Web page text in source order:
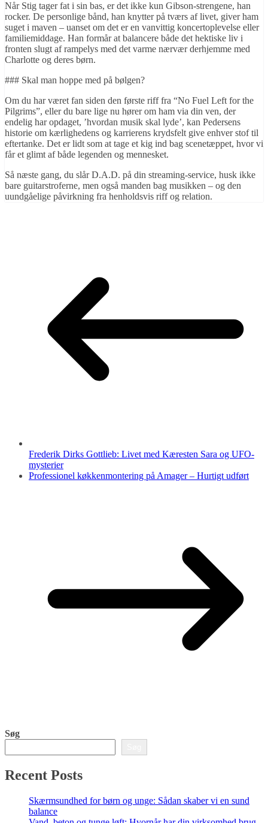
Når Stig tager fat i sin bas, er det ikke kun Gibson-strengene, han
rocker. De personlige bånd, han knytter på tværs af livet, giver ham
suget i maven – uanset om det er en vanvittig koncertoplevelse eller
familiemiddage. Han formår at balancere både det hektiske liv i
fronten slugt af rampelys med det varme nærvær derhjemme med
Charlotte og deres børn.
### Skal man hoppe med på bølgen?
Om du har været fan siden den første riff fra “No Fuel Left for the
Pilgrims”, eller du bare lige nu hører om ham via din ven, der
endelig har opdaget, ’hvordan musik skal lyde’, kan Pedersens
historie om kærlighedens og karrierens krydsfelt give enhver stof til
eftertanke. Det er lidt som at tage et kig ind bag scenetæppet, hvor vi
får et glimt af både legenden og mennesket.
Så næste gang, du slår D.A.D. på din streaming-service, husk ikke
bare guitarstroferne, men også manden bag musikken – og den
uundgåelige påvirkning fra henholdsvis riff og relation.
Frederik Dirks Gottlieb: Livet med Kæresten Sara og UFO-
mysterier
Professionel køkkenmontering på Amager – Hurtigt udført
Søg
Recent Posts
Skærmsundhed for børn og unge: Sådan skaber vi en sund
balance